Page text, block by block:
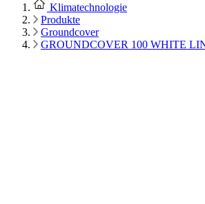
Klimatechnologie
Produkte
Groundcover
GROUNDCOVER 100 WHITE